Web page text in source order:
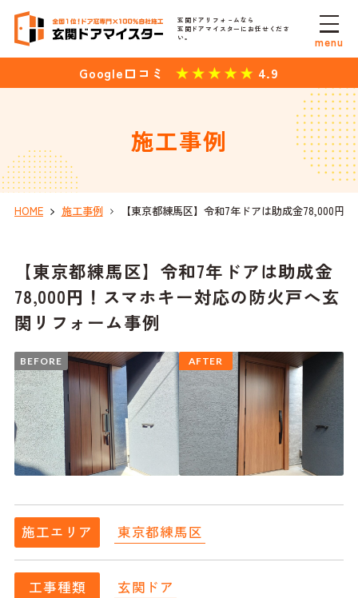
玄関ドアリフォ－ムなら
玄関ドアマイスターにお任せくださ
い。
Google口コミ 4.9
menu
施工事例
HOME 施工事例 【東京都練馬区】令和7年ドアは助成金78,000円
【東京都練馬区】令和7年ドアは助成金
78,000円！スマホキー対応の防火戸へ玄
関リフォーム事例
BEFORE AFTER
施工エリア 東京都練馬区
工事種類 玄関ドア